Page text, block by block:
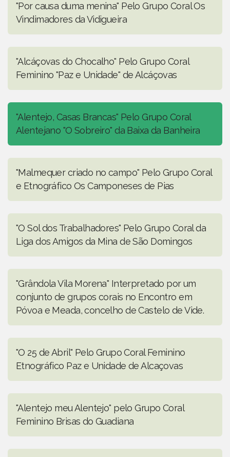
"Por causa duma menina" Pelo Grupo Coral Os
Vindimadores da Vidigueira
"Alcáçovas do Chocalho" Pelo Grupo Coral
Feminino "Paz e Unidade" de Alcáçovas
"Alentejo, Casas Brancas" Pelo Grupo Coral
Alentejano "O Sobreiro" da Baixa da Banheira
"Malmequer criado no campo" Pelo Grupo Coral
e Etnográfico Os Camponeses de Pias
"O Sol dos Trabalhadores" Pelo Grupo Coral da
Liga dos Amigos da Mina de São Domingos
"Grândola Vila Morena" Interpretado por um
conjunto de grupos corais no Encontro em
Póvoa e Meada, concelho de Castelo de Vide.
"O 25 de Abril" Pelo Grupo Coral Feminino
Etnográfico Paz e Unidade de Alcaçovas
"Alentejo meu Alentejo" pelo Grupo Coral
Feminino Brisas do Guadiana